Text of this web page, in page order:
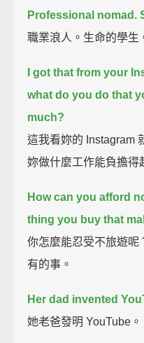
Professional nomad.
職業浪人。生命的學生
I got that from your
what do you do that
much?
這我看妳的 Instagram
妳做什麼工作能負擔得
How can you afford
thing you buy that
你怎麼能忍受不旅遊呢
有的事。
Her dad invented
她老爸發明 YouTube。